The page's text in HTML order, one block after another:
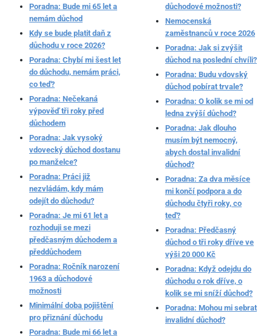
Poradna: Bude mi 65 let a
nemám důchod
Kdy se bude platit daň z
důchodu v roce 2026?
Poradna: Chybí mi šest let
do důchodu, nemám práci,
co teď?
Poradna: Nečekaná
výpověď tři roky před
důchodem
Poradna: Jak vysoký
vdovecký důchod dostanu
po manželce?
Poradna: Práci již
nezvládám, kdy mám
odejít do důchodu?
Poradna: Je mi 61 let a
rozhoduji se mezi
předčasným důchodem a
předdůchodem
Poradna: Ročník narození
1963 a důchodové
možnosti
Minimální doba pojištění
pro přiznání důchodu
Poradna: Bude mi 66 let a
důchodové možnosti?
Nemocenská
zaměstnanců v roce 2026
Poradna: Jak si zvýšit
důchod na poslední chvíli?
Poradna: Budu vdovský
důchod pobírat trvale?
Poradna: O kolik se mi od
ledna zvýší důchod?
Poradna: Jak dlouho
musím být nemocný,
abych dostal invalidní
důchod?
Poradna: Za dva měsíce
mi končí podpora a do
důchodu čtyři roky, co
teď?
Poradna: Předčasný
důchod o tři roky dříve ve
výši 20 000 Kč
Poradna: Když odejdu do
důchodu o rok dříve, o
kolik se mi sníží důchod?
Poradna: Mohou mi sebrat
invalidní důchod?